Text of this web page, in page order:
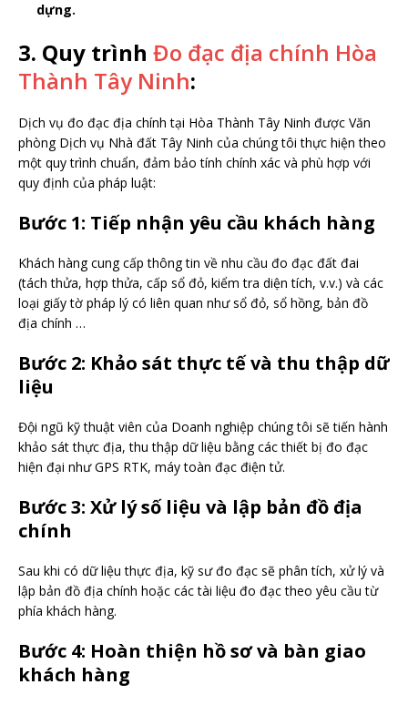
dựng.
3. Quy trình Đo đạc địa chính Hòa
Thành Tây Ninh:
Dịch vụ đo đạc địa chính tại Hòa Thành Tây Ninh được Văn
phòng Dịch vụ Nhà đất Tây Ninh của chúng tôi thực hiện theo
một quy trình chuẩn, đảm bảo tính chính xác và phù hợp với
quy định của pháp luật:
Bước 1: Tiếp nhận yêu cầu khách hàng
Khách hàng cung cấp thông tin về nhu cầu đo đạc đất đai
(tách thửa, hợp thửa, cấp sổ đỏ, kiểm tra diện tích, v.v.) và các
loại giấy tờ pháp lý có liên quan như sổ đỏ, sổ hồng, bản đồ
địa chính …
Bước 2: Khảo sát thực tế và thu thập dữ
liệu
Đội ngũ kỹ thuật viên của Doanh nghiệp chúng tôi sẽ tiến hành
khảo sát thực địa, thu thập dữ liệu bằng các thiết bị đo đạc
hiện đại như GPS RTK, máy toàn đạc điện tử.
Bước 3: Xử lý số liệu và lập bản đồ địa
chính
Sau khi có dữ liệu thực địa, kỹ sư đo đạc sẽ phân tích, xử lý và
lập bản đồ địa chính hoặc các tài liệu đo đạc theo yêu cầu từ
phía khách hàng.
Bước 4: Hoàn thiện hồ sơ và bàn giao
khách hàng